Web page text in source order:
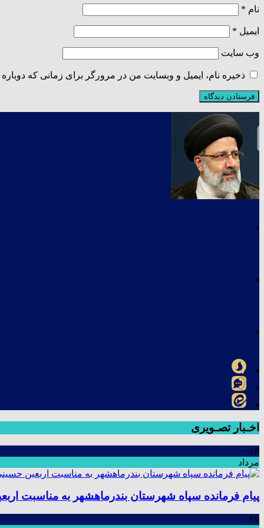
نام *
ایمیل *
وب‌ سایت
ذخیره نام، ایمیل و وبسایت من در مرورگر برای زمانی که
اخـبار تصـویری
۱۳
مرداد
پیام فرمانده سپاه شهرستان بندرماهشهر به مناسبت
۳۱